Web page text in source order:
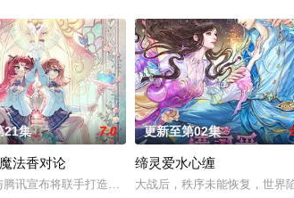
宰》、《元尊》、《万相之王》这三部作品所做的衍生
21集 7.0
法香对论
腾讯宣布将联手打造『花仙子』全新动画
更新至第02集
缔灵爱水心缠
大战后，秩序未能恢复，世